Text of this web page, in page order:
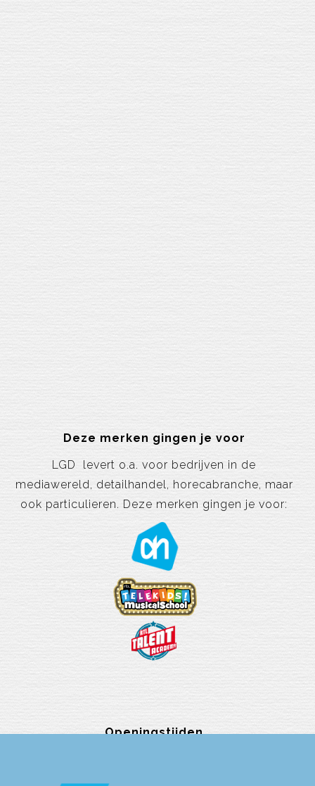
Deze merken gingen je voor
LGD levert o.a. voor bedrijven in de
mediawereld, detailhandel, horecabranche, maar
ook particulieren. Deze merken gingen je voor:
Openingstijden